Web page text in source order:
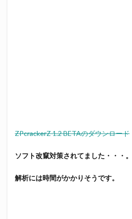
ZPcrackerZ 1.2 BETAのダウンロード
ソフト改竄対策されてました・・・。
解析には時間がかかりそうです。